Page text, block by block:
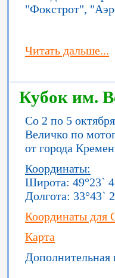
"Фокстрот",
Читать дальше...
Кубок им.
Со 2 по 5
Величко по
от города
Координаты:
Широта: 49°23`
Долгота: 33°43`
Координаты для
Карта